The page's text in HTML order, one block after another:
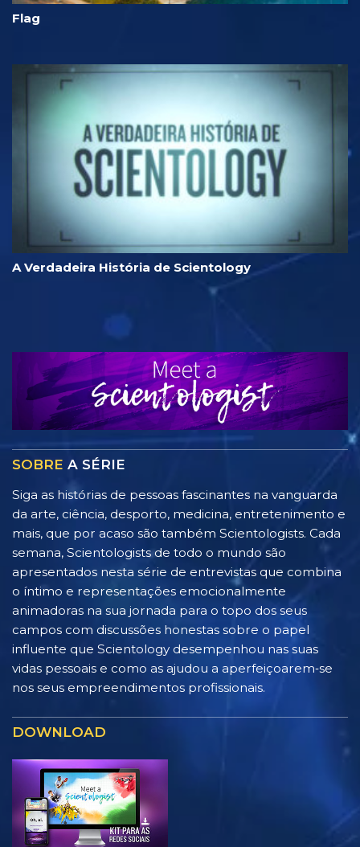
Flag
A Verdadeira História de Scientology
SOBRE A SÉRIE
Siga as histórias de pessoas fascinantes na vanguarda
da arte, ciência, desporto, medicina, entretenimento e
mais, que por acaso são também Scientologists. Cada
semana, Scientologists de todo o mundo são
apresentados nesta série de entrevistas que combina
o íntimo e representações emocionalmente
animadoras na sua jornada para o topo dos seus
campos com discussões honestas sobre o papel
influente que Scientology desempenhou nas suas
vidas pessoais e como as ajudou a aperfeiçoarem‑se
nos seus empreendimentos profissionais.
DOWNLOAD